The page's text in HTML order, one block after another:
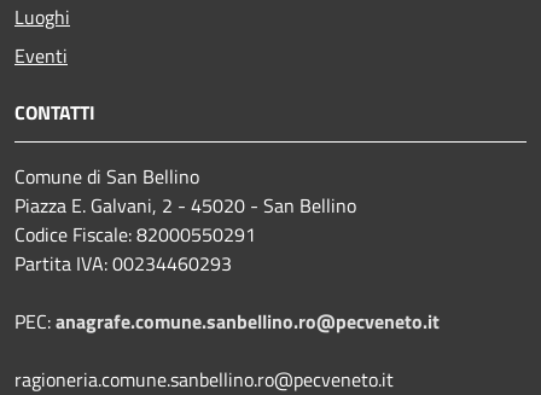
Luoghi
Eventi
CONTATTI
Comune di San Bellino
Piazza E. Galvani, 2 - 45020 - San Bellino
Codice Fiscale: 82000550291
Partita IVA: 00234460293
PEC:anagrafe.comune.sanbellino.ro@pecveneto.it
ragioneria.comune.sanbellino.ro@pecveneto.it